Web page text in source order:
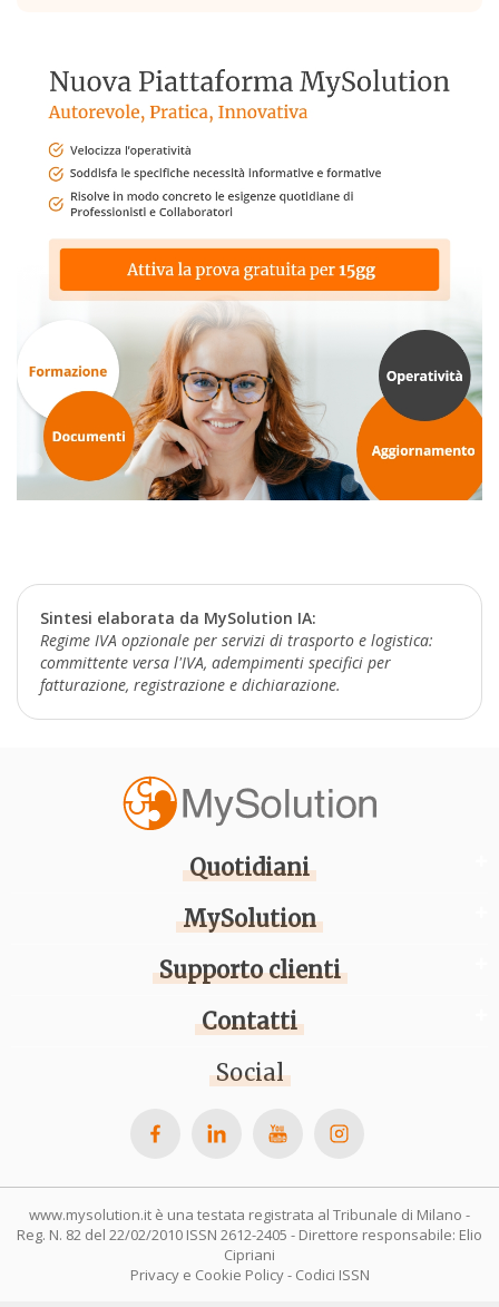
Sintesi elaborata da MySolution IA:
Regime IVA opzionale per servizi di trasporto e logistica:
committente versa l'IVA, adempimenti specifici per
fatturazione, registrazione e dichiarazione.
Quotidiani
MySolution
Supporto clienti
Contatti
Social
www.mysolution.it è una testata registrata al Tribunale di Milano -
Reg. N. 82 del 22/02/2010 ISSN 2612-2405 - Direttore responsabile: Elio
Cipriani
Privacy e Cookie Policy- Codici ISSN